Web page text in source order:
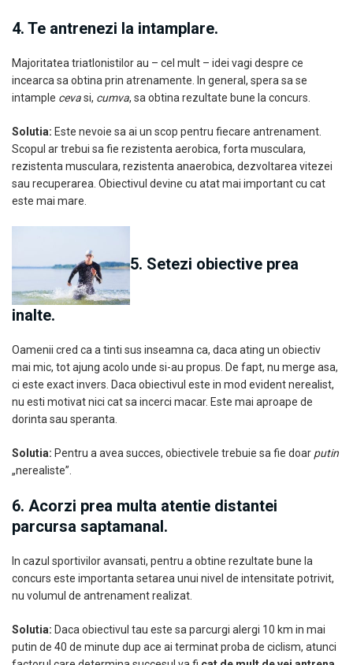
4. Te antrenezi la intamplare.
Majoritatea triatlonistilor au – cel mult – idei vagi despre ce
incearca sa obtina prin atrenamente. In general, spera sa se
intample cevasi, cumva, sa obtina rezultate bune la concurs.
Solutia: Este nevoie sa ai un scop pentru fiecare antrenament.
Scopul ar trebui sa fie rezistenta aerobica, forta musculara,
rezistenta musculara, rezistenta anaerobica, dezvoltarea vitezei
sau recuperarea. Obiectivul devine cu atat mai important cu cat
este mai mare.
5. Setezi obiective prea
inalte.
Oamenii cred ca a tinti sus inseamna ca, daca ating un obiectiv
mai mic, tot ajung acolo unde si-au propus. De fapt, nu merge asa,
ci este exact invers. Daca obiectivul este in mod evident nerealist,
nu esti motivat nici cat sa incerci macar. Este mai aproape de
dorinta sau speranta.
Solutia: Pentru a avea succes, obiectivele trebuie sa fie doar putin
„nerealiste”.
6. Acorzi prea multa atentie distantei
parcursa saptamanal.
In cazul sportivilor avansati, pentru a obtine rezultate bune la
concurs este importanta setarea unui nivel de intensitate potrivit,
nu volumul de antrenament realizat.
Solutia: Daca obiectivul tau este sa parcurgi alergi 10 km in mai
putin de 40 de minute dup ace ai terminat proba de ciclism, atunci